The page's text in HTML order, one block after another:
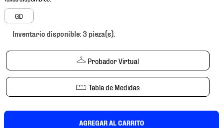
GD
Inventario disponible: 3 pieza(s).
Probador Virtual
Tabla de Medidas
AGREGAR AL CARRITO
tenis futbol
6.
mochila
10. tenis nike